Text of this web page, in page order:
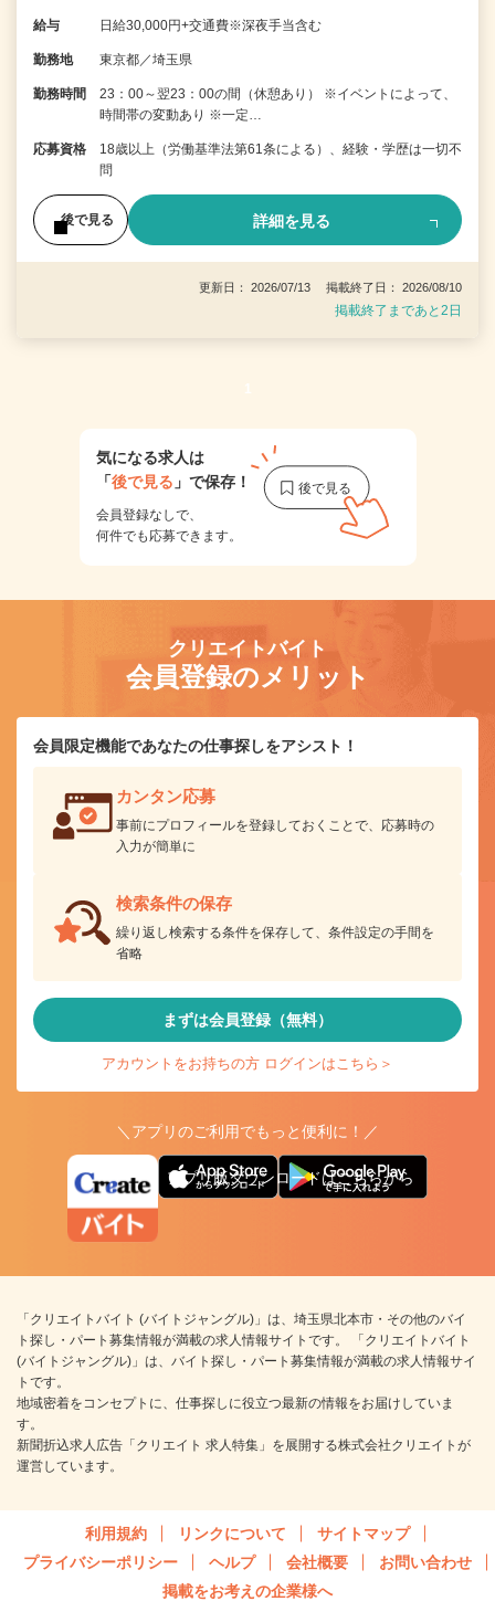
給与 日給30,000円+交通費※深夜手当含む
勤務地 東京都／埼玉県
勤務時間
23：00～翌23：00の間（休憩あり） ※イベントによって、
時間帯の変動あり ※一定…
応募資格
18歳以上（労働基準法第61条による）、経験・学歴は一切不
問
後で見る 詳細を見る
更新日： 2026/07/13 掲載終了日： 2026/08/10
掲載終了まであと2日
1
気になる求人は
「後で見る 」で保存！
会員登録なしで、
何件でも応募できます。
クリエイトバイト
会員登録のメリット
会員限定機能であなたの仕事探しをアシスト！
カンタン応募
事前にプロフィールを登録しておくことで、応募時の
入力が簡単に
検索条件の保存
繰り返し検索する条件を保存して、条件設定の手間を
省略
まずは会員登録（無料）
アカウントをお持ちの方 ログインはこちら＞
＼アプリのご利用でもっと便利に！／
アプリ版ダウンロードはこちらから
「クリエイトバイト (バイトジャングル)」は、埼玉県北本市・その他のバイ
ト探し・パート募集情報が満載の求人情報サイトです。 「クリエイトバイト
(バイトジャングル)」は、バイト探し・パート募集情報が満載の求人情報サイ
トです。
地域密着をコンセプトに、仕事探しに役立つ最新の情報をお届けしていま
す。
新聞折込求人広告「クリエイト 求人特集」を展開する株式会社クリエイトが
運営しています。
利用規約 リンクについて
サイトマップ
プライバシーポリシー
ヘルプ 会社概要
お問い合わせ
掲載をお考えの企業様へ